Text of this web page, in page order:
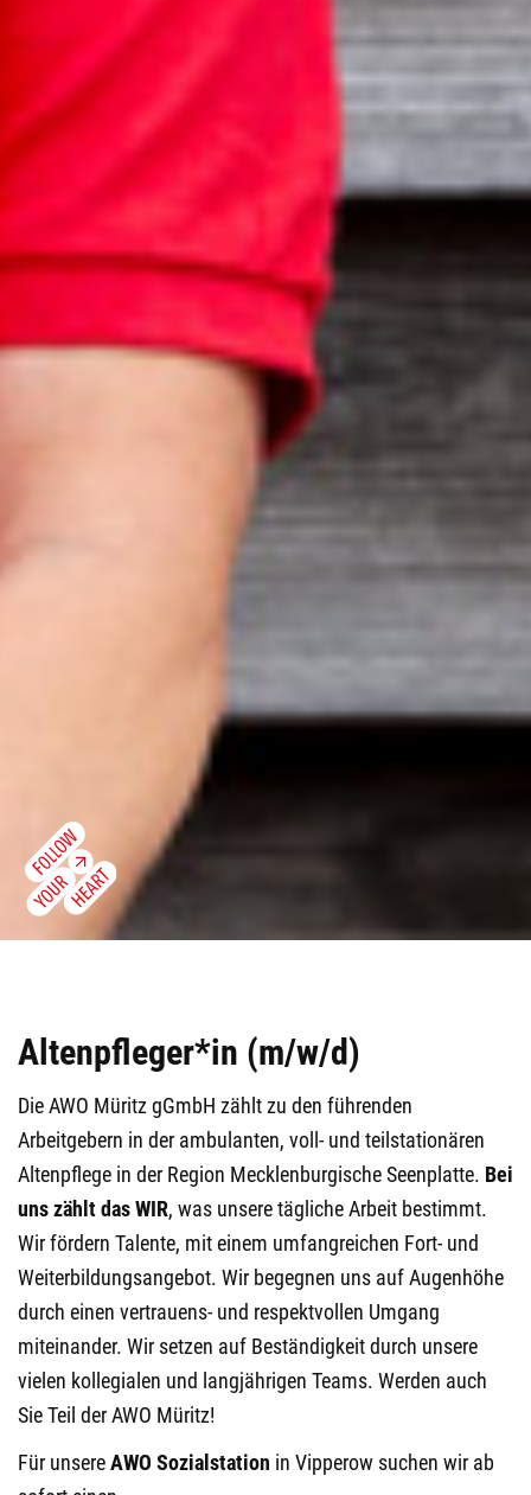
Altenpfleger*in (m/w/d)
Die AWO Müritz gGmbH zählt zu den führenden
Arbeitgebern in der ambulanten, voll- und teilstationären
Altenpflege in der Region Mecklenburgische Seenplatte. Bei
uns zählt das WIR, was unsere tägliche Arbeit bestimmt.
Wir fördern Talente, mit einem umfangreichen Fort- und
Weiterbildungsangebot. Wir begegnen uns auf Augenhöhe
durch einen vertrauens- und respektvollen Umgang
miteinander. Wir setzen auf Beständigkeit durch unsere
vielen kollegialen und langjährigen Teams. Werden auch
Sie Teil der AWO Müritz!
Für unsereAWO Sozialstation in Vipperow suchen wir ab